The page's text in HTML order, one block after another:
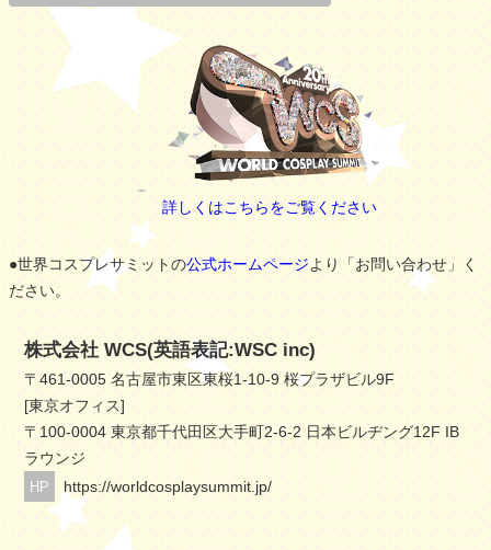
詳しくはこちらをご覧ください
●世界コスプレサミットの公式ホームページより「お問い合わせ」く
ださい。
株式会社 WCS(英語表記:WSC inc)
〒461-0005 名古屋市東区東桜1-10-9 桜プラザビル9F
[東京オフィス]
〒100-0004 東京都千代田区大手町2-6-2 日本ビルヂング12F IB
ラウンジ
HP https://worldcosplaysummit.jp/